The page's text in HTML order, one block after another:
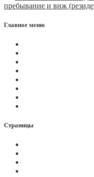
пребывание и внж
Главное меню
Страницы